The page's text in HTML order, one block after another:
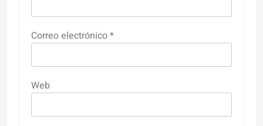
Correo electrónico*
Web